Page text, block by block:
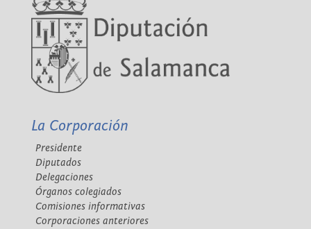
La Corporación
Presidente
Diputados
Delegaciones
Órganos colegiados
Comisiones informativas
Corporaciones anteriores